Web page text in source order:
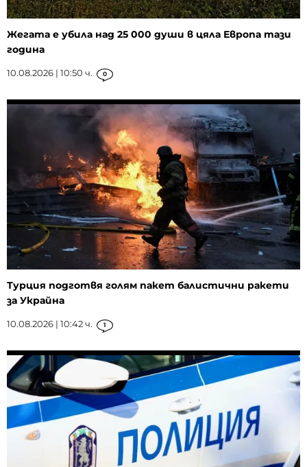
Жегата е убила над 25 000 души в цяла Европа тази
година
10.08.2026 | 10:50 ч. 0
Турция подготвя голям пакет балистични ракети
за Украйна
10.08.2026 | 10:42 ч. 1